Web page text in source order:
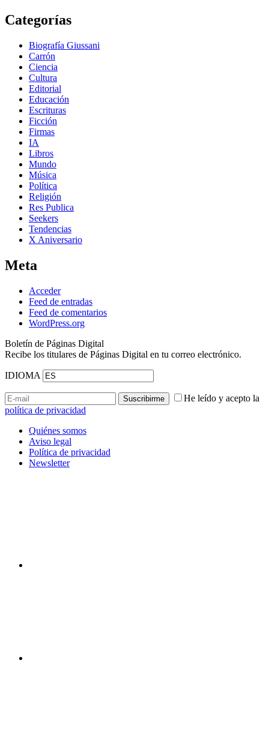
Categorías
Biografía Giussani
Carrón
Ciencia
Cultura
Editorial
Educación
Escrituras
Ficción
Firmas
IA
Libros
Mundo
Música
Política
Religión
Res Publica
Seekers
Tendencias
X Aniversario
Meta
Acceder
Feed de entradas
Feed de comentarios
WordPress.org
Boletín de Páginas Digital
Recibe los titulares de Páginas Digital en tu correo electrónico.
IDIOMA
He leído y acepto la
política de privacidad
Quiénes somos
Aviso legal
Política de privacidad
Newsletter